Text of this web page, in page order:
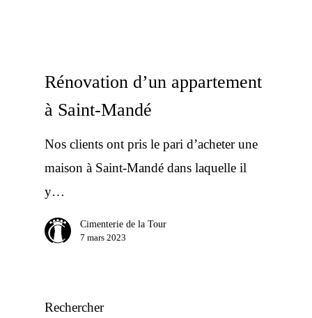
Rénovation d’un appartement
à Saint-Mandé
Nos clients ont pris le pari d’acheter une
maison à Saint-Mandé dans laquelle il
y…
Cimenterie de la Tour
7 mars 2023
Rechercher